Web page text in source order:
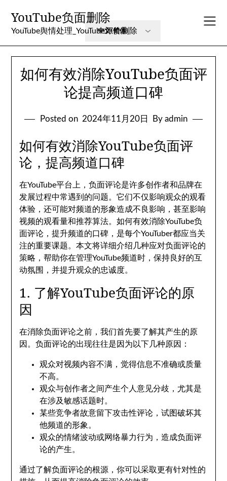
content
YouTube负面删除
YouTube舆情处理_YouTube评价删除
如何有效消除YouTube负面评
论提高频道口碑
Posted on 2024年11月20日 By admin
如何有效消除YouTube负面评
论，提高频道口碑
在YouTube平台上，负面评论是许多创作者和品牌在
发展过程中常遇到的问题。它们不仅影响观众的观看
体验，还可能对频道的形象造成不良影响，甚至影响
视频的观看量和推荐算法。如何有效消除YouTube负
面评论，提升频道的口碑，是每个YouTuber都应当关
注的重要课题。本文将详细介绍几种应对负面评论的
策略，帮助你在管理YouTube频道时，保持良好的互
动氛围，并提升观众的忠诚度。
1. 了解YouTube负面评论的原
因
在消除负面评论之前，我们首先要了解其产生的原
因。负面评论的出现往往是因为以下几种原因：
观众对视频内容不满，觉得信息不准确或质量
不高。
观众与创作者之间产生个人意见分歧，尤其是
在涉及敏感话题时。
某些竞争者故意留下攻击性评论，试图破坏其
他频道的形象。
观众的情绪波动或网络暴力行为，造成负面评
论的产生。
通过了解负面评论的根源，你可以采取更有针对性的